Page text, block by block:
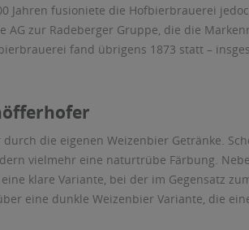
Jahren fusioniete die Hofbierbrauerei
AG zur Radeberger Gruppe, die die
fand übrigens 1873 statt –
die eigenen Weizenbier Getränke.
vielmehr eine naturtrübe Färbung.
klare Variante, bei der im Gegensatz
eine dunkle Weizenbier Variante, die